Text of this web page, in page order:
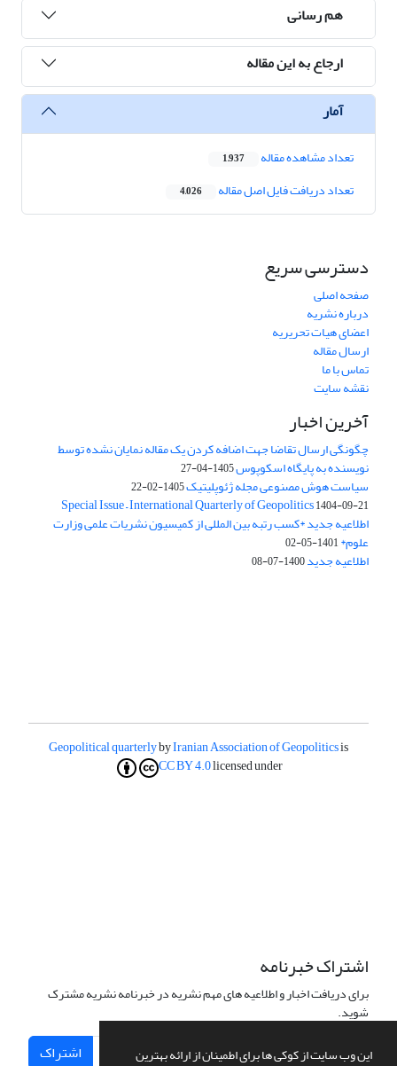
این وب سایت از کوکی ها برای اطمینان از ارائه بهترین
هم رسانی
ارجاع به این مقاله
آمار
تعداد مشاهده مقاله 1,937
تعداد دریافت فایل اصل مقاله 4,026
دسترسی سریع
صفحه اصلی
درباره نشریه
اعضای هیات تحریریه
ارسال مقاله
تماس با ما
نقشه سایت
آخرین اخبار
چگونگی ارسال تقاضا جهت اضافه کردن یک مقاله نمایان نشده توسط
نویسنده به پایگاه اسکوپوس1405-04-27
سیاست هوش مصنوعی مجله ژئوپلیتیک1405-02-22
Special Issue – International Quarterly of Geopolitics1404-09-21
اطلاعیه جدید *کسب رتبه بین المللی از کمیسیون نشریات علمی وزارت
علوم*1401-05-02
اطلاعیه جدید1400-07-08
Geopolitical quarterlybyIranian Association of Geopoliticsis
licensed under
CC BY 4.0
اشتراک خبرنامه
برای دریافت اخبار و اطلاعیه های مهم نشریه در خبرنامه نشریه مشترک
شوید.
اشتراک